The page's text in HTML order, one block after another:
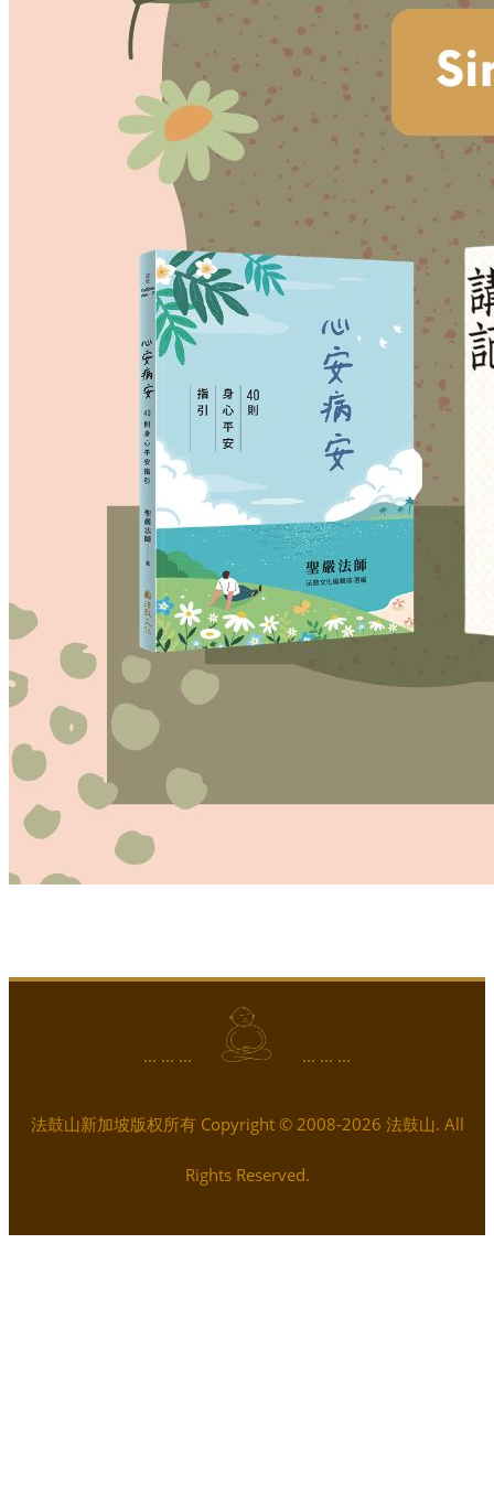
... ... ... ... ... ...
法鼓山新加坡版权所有 Copyright © 2008-2026 法鼓山. All
Rights Reserved.